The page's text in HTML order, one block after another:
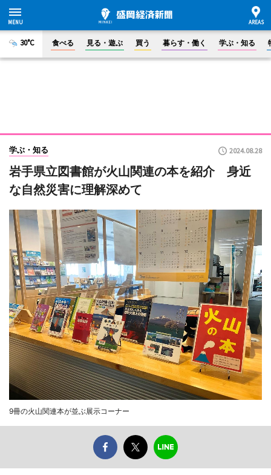
30°C 食べる 見る・遊ぶ 買う 暮らす・働く 学ぶ・知る
学ぶ・知る 2024.08.28
岩手県立図書館が火山関連の本を紹介 身近
な自然災害に理解深めて
9冊の火山関連本が並ぶ展示コーナー